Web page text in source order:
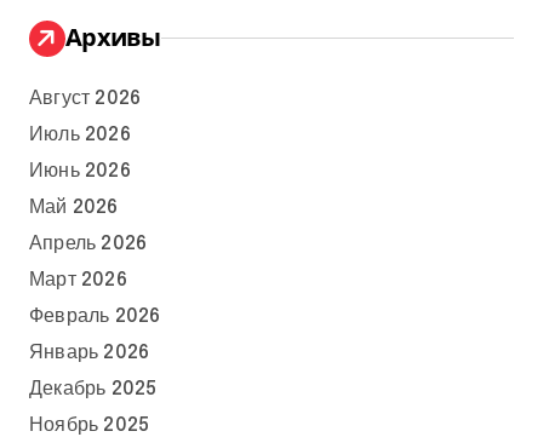
Архивы
Август 2026
Июль 2026
Июнь 2026
Май 2026
Апрель 2026
Март 2026
Февраль 2026
Январь 2026
Декабрь 2025
Ноябрь 2025